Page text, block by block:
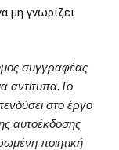
μη γνωρίζει
συγγραφέας
αντίτυπα.Το
στο έργο
αυτοέκδοσης
ποιητική